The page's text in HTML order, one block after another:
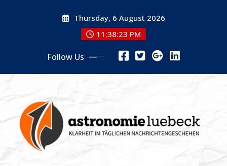
Thursday, 6 August 2026
11:38:23 PM
Follow Us